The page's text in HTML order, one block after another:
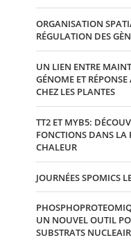
ORGANISATION
RÉGULATION DES
UN LIEN ENTRE
GÉNOME ET
CHEZ LES PLANTES
TT2 ET MYB5:
FONCTIONS DANS LA
CHALEUR
JOURNÉES SPOMICS
UN NOUVEL OUTIL
SUBSTRATS